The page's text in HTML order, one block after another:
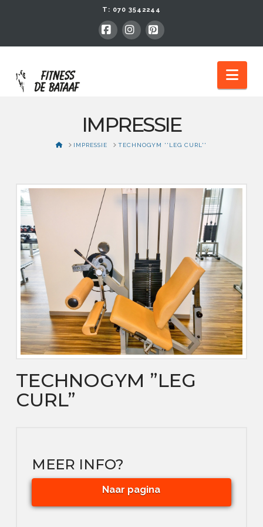
T: 070 3542244
Facebook
Instagram
Pinterest
IMPRESSIE
HOMEIMPRESSIE TECHNOGYM ''LEG CURL''
TECHNOGYM ”LEG
CURL”
MEER INFO?
Naar pagina